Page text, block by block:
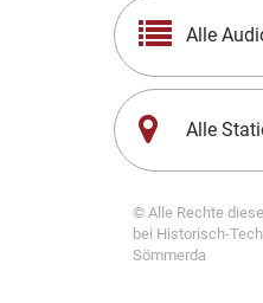
Alle
Alle
© Alle Rechte
bei Historisch-
Sömmerda